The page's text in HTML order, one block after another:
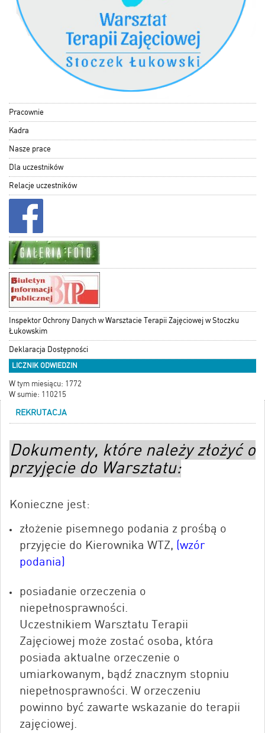
Pracownie
Kadra
Nasze prace
Dla uczestników
Relacje uczestników
Inspektor Ochrony Danych w Warsztacie Terapii Zajęciowej w Stoczku
Łukowskim
Deklaracja Dostępności
LICZNIK ODWIEDZIN
W tym miesiącu: 1772
W sumie: 110215
REKRUTACJA
Dokumenty, które należy złożyć o
przyjęcie do Warsztatu:
Konieczne jest:
złożenie pisemnego podania z prośbą o
przyjęcie do Kierownika WTZ, (wzór
podania)
posiadanie orzeczenia o
niepełnosprawności.
Uczestnikiem Warsztatu Terapii
Zajęciowej może zostać osoba, która
posiada aktualne orzeczenie o
umiarkowanym, bądź znacznym stopniu
niepełnosprawności. W orzeczeniu
powinno być zawarte wskazanie do terapii
zajęciowej.